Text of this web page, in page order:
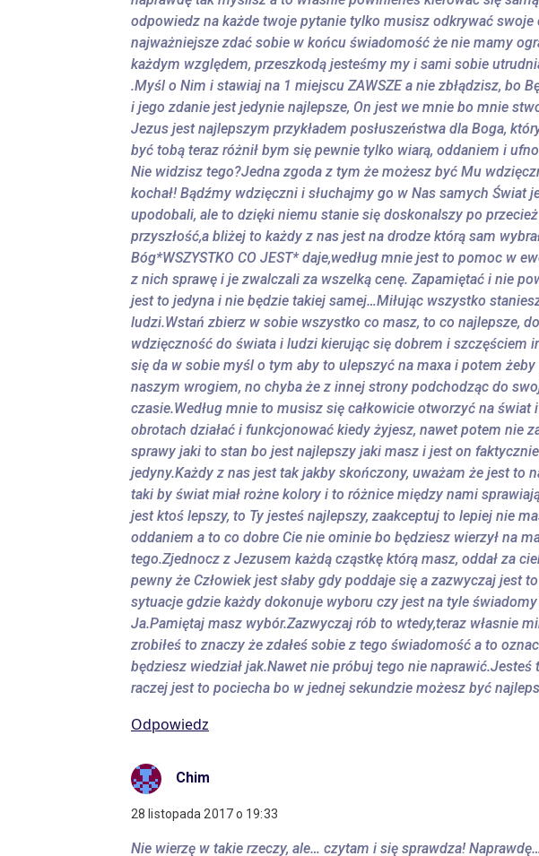
odpowiedz na każde twoje pytanie tylko musisz odkrywać
najważniejsze zdać sobie w końcu świadomość że nie mamy
każdym względem, przeszkodą jesteśmy my i sami sobie
.Myśl o Nim i stawiaj na 1 miejscu ZAWSZE a nie zbłądzisz, bo
i jego zdanie jest jedynie najlepsze, On jest we mnie bo mnie
Jezus jest najlepszym przykładem posłuszeństwa dla Boga,
być tobą teraz różnił bym się pewnie tylko wiarą, oddaniem i
Nie widzisz tego?Jedna zgoda z tym że możesz być Mu
kochał! Bądźmy wdzięczni i słuchajmy go w Nas samych Świat
upodobali, ale to dzięki niemu stanie się doskonalszy po
przyszłość,a bliżej to każdy z nas jest na drodze którą sam
Bóg*WSZYSTKO CO JEST* daje,według mnie jest to pomoc w
z nich sprawę i je zwalczali za wszelką cenę. Zapamiętać i nie
jest to jedyna i nie będzie takiej samej…Miłując wszystko
ludzi.Wstań zbierz w sobie wszystko co masz, to co najlepsze,
wdzięczność do świata i ludzi kierując się dobrem i szczęściem
się da w sobie myśl o tym aby to ulepszyć na maxa i potem
naszym wrogiem, no chyba że z innej strony podchodząc do
czasie.Według mnie to musisz się całkowicie otworzyć na
obrotach działać i funkcjonować kiedy żyjesz, nawet potem nie
sprawy jaki to stan bo jest najlepszy jaki masz i jest on
jedyny.Każdy z nas jest tak jakby skończony, uważam że jest to
taki by świat miał rożne kolory i to różnice między nami
jest ktoś lepszy, to Ty jesteś najlepszy, zaakceptuj to lepiej nie
oddaniem a to co dobre Cie nie ominie bo będziesz wierzył na
tego.Zjednocz z Jezusem każdą cząstkę którą masz, oddał za
pewny że Człowiek jest słaby gdy poddaje się a zazwyczaj jest
sytuacje gdzie każdy dokonuje wyboru czy jest na tyle
Ja.Pamiętaj masz wybór.Zazwyczaj rób to wtedy,teraz własnie
zrobiłeś to znaczy że zdałeś sobie z tego świadomość a to
będziesz wiedział jak.Nawet nie próbuj tego nie
raczej jest to pociecha bo w jednej sekundzie możesz być
Odpowiedz
Chim
28 listopada 2017 o 19:33
Nie wierzę w takie rzeczy, ale… czytam i się sprawdza!